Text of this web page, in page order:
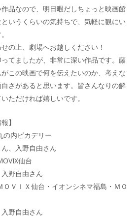
品なので、明日暇だしちょっと映画館
いうくらいの気持ちで、気軽に観にい
の上、劇場へお越しください！
てましたが、非常に深い作品です。藤
この映画で何を伝えたいのか、考えな
さがあると思います。皆さんなりの解
ただければ嬉しいです。
】
の内ピカデリー
、入野自由さん
仙台
野自由さん
ＶＩＸ仙台・イオンシネマ福島・ＭＯ
野自由さん